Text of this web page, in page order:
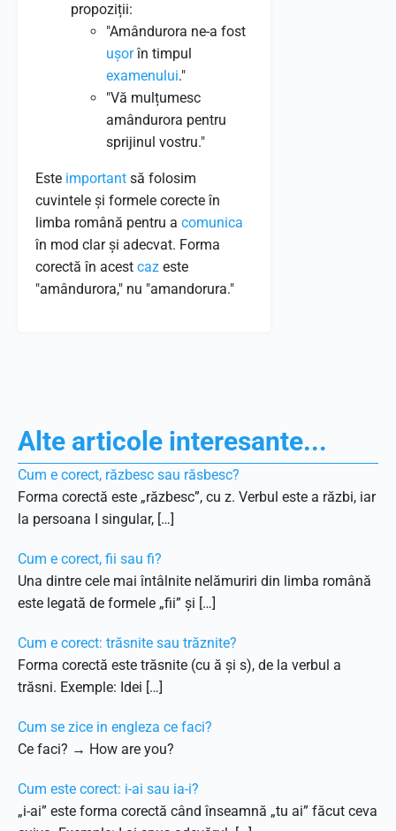
propoziții:
"Amândurora ne-a fost
ușorîn timpul
examenului."
"Vă mulțumesc
amândurora pentru
sprijinul vostru."
Este important să folosim
cuvintele și formele corecte în
limba română pentru a comunica
în mod clar și adecvat. Forma
corectă în acest caz este
"amândurora," nu "amandorura."
Alte articole interesante...
Cum e corect, răzbesc sau răsbesc?
Forma corectă este „răzbesc”, cu z. Verbul este a răzbi, iar
la persoana I singular, […]
Cum e corect, fii sau fi?
Una dintre cele mai întâlnite nelămuriri din limba română
este legată de formele „fii” și […]
Cum e corect: trăsnite sau trăznite?
Forma corectă este trăsnite (cu ă și s), de la verbul a
trăsni. Exemple: Idei […]
Cum se zice in engleza ce faci?
Ce faci? → How are you?
Cum este corect: i-ai sau ia-i?
„i-ai” este forma corectă când înseamnă „tu ai” făcut ceva